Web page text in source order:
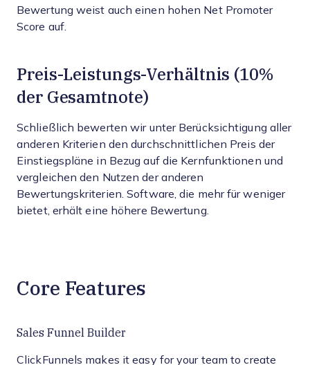
Bewertung weist auch einen hohen Net Promoter
Score auf.
Preis-Leistungs-Verhältnis (10%
der Gesamtnote)
Schließlich bewerten wir unter Berücksichtigung aller
anderen Kriterien den durchschnittlichen Preis der
Einstiegspläne in Bezug auf die Kernfunktionen und
vergleichen den Nutzen der anderen
Bewertungskriterien. Software, die mehr für weniger
bietet, erhält eine höhere Bewertung.
Core Features
Sales Funnel Builder
ClickFunnels makes it easy for your team to create